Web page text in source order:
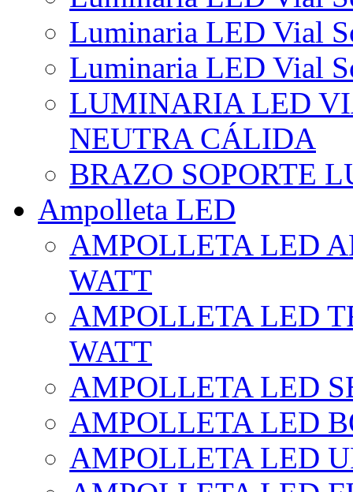
Luminaria LED Vial
Luminaria LED Vial
LUMINARIA LED
NEUTRA CÁLIDA
BRAZO SOPORTE
Ampolleta LED
AMPOLLETA LED
WATT
AMPOLLETA LED
WATT
AMPOLLETA LED
AMPOLLETA LED
AMPOLLETA LED